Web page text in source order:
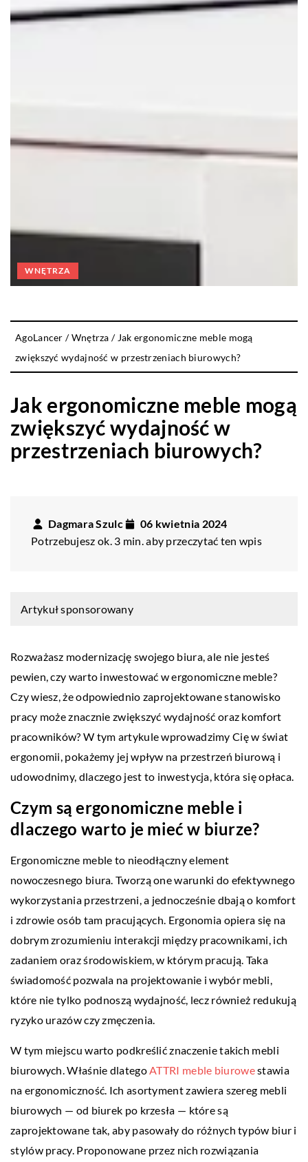
WNĘTRZA
AgoLancer /Wnętrza / Jak ergonomiczne meble mogą
zwiększyć wydajność w przestrzeniach biurowych?
Jak ergonomiczne meble mogą
zwiększyć wydajność w
przestrzeniach biurowych?
Dagmara Szulc
06 kwietnia 2024
Potrzebujesz ok. 3 min. aby przeczytać ten wpis
Artykuł sponsorowany
Rozważasz modernizację swojego biura, ale nie jesteś
pewien, czy warto inwestować w ergonomiczne meble?
Czy wiesz, że odpowiednio zaprojektowane stanowisko
pracy może znacznie zwiększyć wydajność oraz komfort
pracowników? W tym artykule wprowadzimy Cię w świat
ergonomii, pokażemy jej wpływ na przestrzeń biurową i
udowodnimy, dlaczego jest to inwestycja, która się opłaca.
Czym są ergonomiczne meble i
dlaczego warto je mieć w biurze?
Ergonomiczne meble to nieodłączny element
nowoczesnego biura. Tworzą one warunki do efektywnego
wykorzystania przestrzeni, a jednocześnie dbają o komfort
i zdrowie osób tam pracujących. Ergonomia opiera się na
dobrym zrozumieniu interakcji między pracownikami, ich
zadaniem oraz środowiskiem, w którym pracują. Taka
świadomość pozwala na projektowanie i wybór mebli,
które nie tylko podnoszą wydajność, lecz również redukują
ryzyko urazów czy zmęczenia.
W tym miejscu warto podkreślić znaczenie takich mebli
biurowych. Właśnie dlatego ATTRI meble biurowestawia
na ergonomiczność. Ich asortyment zawiera szereg mebli
biurowych — od biurek po krzesła — które są
zaprojektowane tak, aby pasowały do różnych typów biur i
stylów pracy. Proponowane przez nich rozwiązania